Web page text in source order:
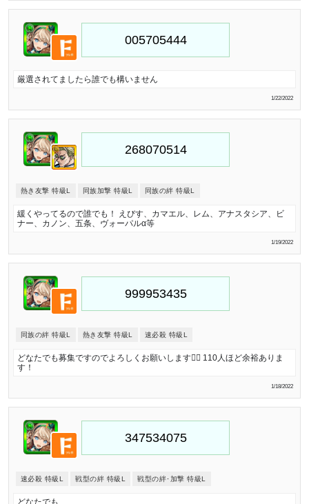
厳選されてましたら誰でも構いません
1/22/2022
熱き友撃 特級L 同族加撃 特級L 同族の絆 特級L
緩くやってるので誰でも！ えびす、カマエル、レム、アナスタシア、ビ
ナー、カノン、五条、ヴォーパルα等
1/19/2022
同族の絆 特級L 熱き友撃 特級L 速必殺 特級L
どなたでも募集ですのでよろしくお願いします🙇‍♂️ 110人ほど余裕ありま
す！
1/18/2022
速必殺 特級L 戦型の絆 特級L 戦型の絆･加撃 特級L
どなたでも